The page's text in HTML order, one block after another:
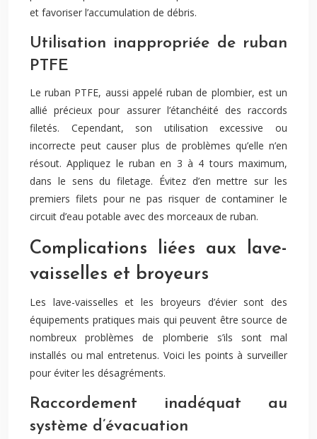
et favoriser l’accumulation de débris.
Utilisation inappropriée de ruban
PTFE
Le ruban PTFE, aussi appelé ruban de plombier, est un
allié précieux pour assurer l’étanchéité des raccords
filetés. Cependant, son utilisation excessive ou
incorrecte peut causer plus de problèmes qu’elle n’en
résout. Appliquez le ruban en 3 à 4 tours maximum,
dans le sens du filetage. Évitez d’en mettre sur les
premiers filets pour ne pas risquer de contaminer le
circuit d’eau potable avec des morceaux de ruban.
Complications liées aux lave-
vaisselles et broyeurs
Les lave-vaisselles et les broyeurs d’évier sont des
équipements pratiques mais qui peuvent être source de
nombreux problèmes de plomberie s’ils sont mal
installés ou mal entretenus. Voici les points à surveiller
pour éviter les désagréments.
Raccordement inadéquat au
système d’évacuation